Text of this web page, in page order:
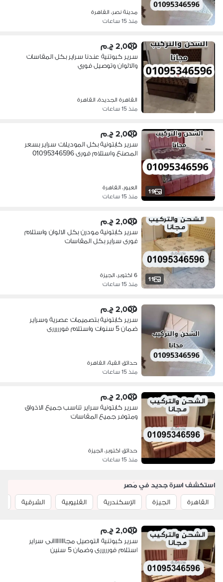
مدينة نصر، القاهرة
منذ 15 ساعات
2,000 ج.م
سرير كبوتنية عندنا سراير بكل المقاسات
والالوان وتوصيل فوري
القاهرة الجديدة، القاهرة
منذ 15 ساعات
19
2,000 ج.م
سرير كابتونية بكل الموديلات سراير بسعر
المصنع واستلام فورى 01095346596
العبور، القاهرة
منذ 15 ساعات
11
2,000 ج.م
سرير كابتونية مودرن بكل الالوان واستلام
فورى سراير بكل المقاسات
6 اكتوبر، الجيزة
منذ 15 ساعات
2,000 ج.م
سرير كابتونية بتصميمات عصرية وسراير
ضمان 5 سنوات واستلام فورررررى
حدائق القبة، القاهرة
منذ 15 ساعات
2,000 ج.م
سرير كابتونية سراير تناسب جميع الاذواق
ومتوفر جميع المقاسات
حدائق اكتوبر، الجيزة
منذ 15 ساعات
استكشف اسرة جديد في مَصر
القاهرة
الجيزة الإسكندرية القليوبية الشرقية
2,000 ج.م
سرير كبوتنية التوصيل مجااااااااانى سراير
استلام فورررررى وضمان 5 سنين